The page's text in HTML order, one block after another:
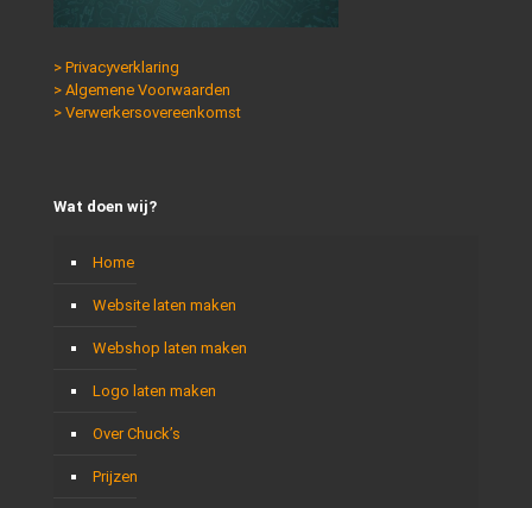
> Privacyverklaring
> Algemene Voorwaarden
> Verwerkersovereenkomst
Wat doen wij?
Home
Website laten maken
Webshop laten maken
Logo laten maken
Over Chuck’s
Prijzen